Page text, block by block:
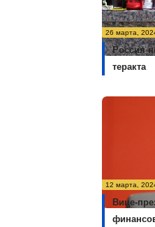
26 марта,
Россия
теракта
12 марта,
Вице-